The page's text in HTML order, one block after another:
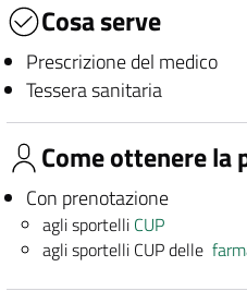
Cosa serve
Prescrizione del medico
Tessera sanitaria
Come ottenere la
Con prenotazione
agli sportelli CUP
agli sportelli CUP delle